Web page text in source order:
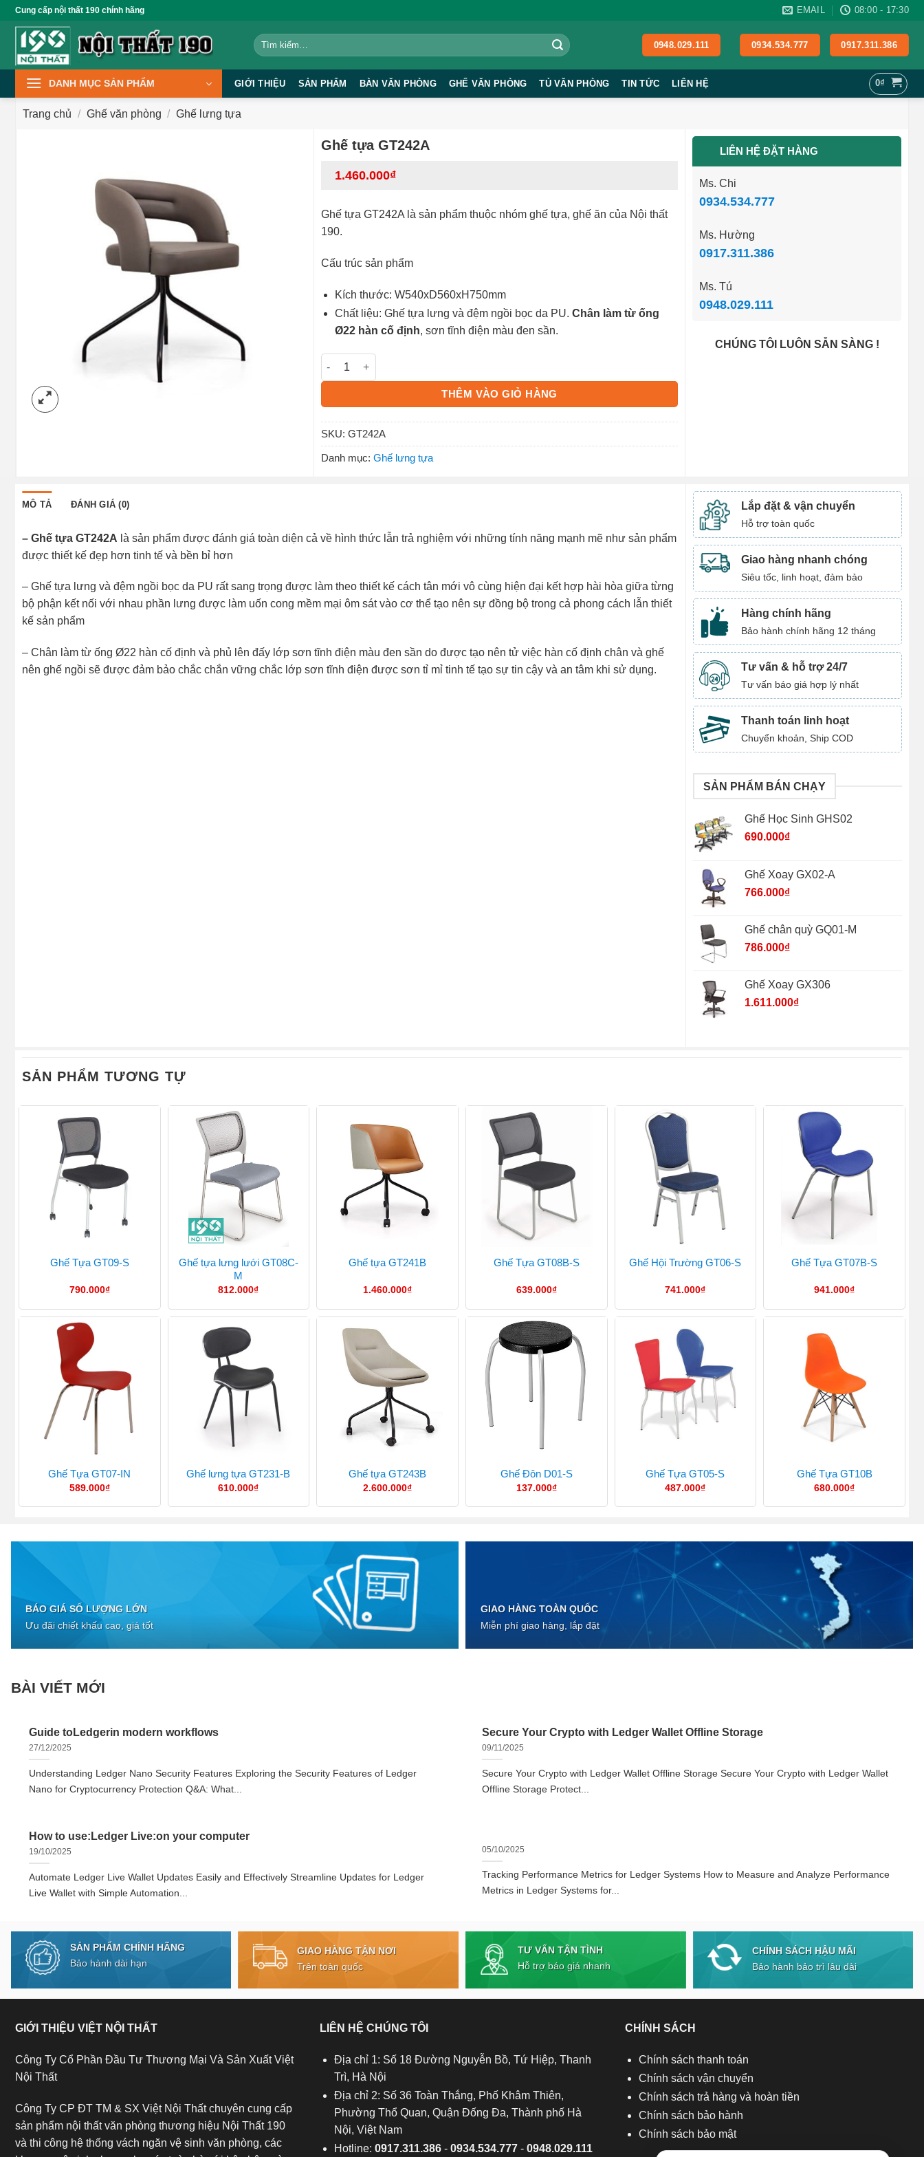
qua
dung
Cung cấp nội thất 190 chính hãng EMAIL 08:00 - 17:30
Tìm
kiếm:
0948.029.111 0934.534.777 0917.311.386
DANH MỤC SẢN PHẨM GIỚI THIỆU SẢN PHẨM BÀN VĂN PHÒNG GHẾ VĂN PHÒNG TỦ VĂN PHÒNG TIN TỨC LIÊN HỆ 0₫
Trang chủ / Ghế văn phòng / Ghế lưng tựa
Ghế tựa GT242A
1.460.000₫
Ghế tựa GT242A là sản phẩm thuộc nhóm ghế tựa, ghế ăn của Nội thất
190.
Cấu trúc sản phẩm
Kích thước: W540xD560xH750mm
Chất liệu: Ghế tựa lưng và đệm ngồi bọc da PU.Chân làm từ ống
Ø22 hàn cố định, sơn tĩnh điện màu đen sần.
Ghế tựa GT242A số lượng
THÊM VÀO GIỎ HÀNG
SKU: GT242A
Danh mục: Ghế lưng tựa
LIÊN HỆ ĐẶT HÀNG
Ms. Chi
0934.534.777
Ms. Hường
0917.311.386
Ms. Tú
0948.029.111
CHÚNG TÔI LUÔN SẴN SÀNG !
MÔ TẢ ĐÁNH GIÁ (0)
– Ghế tựa GT242A là sản phẩm được đánh giá toàn diện cả về hình thức lẫn trả nghiệm với những tính năng mạnh mẽ như sản phẩm
được thiết kế đẹp hơn tinh tế và bền bỉ hơn
– Ghế tựa lưng và đệm ngồi bọc da PU rất sang trọng được làm theo thiết kế cách tân mới vô cùng hiện đại kết hợp hài hòa giữa từng
bộ phận kết nối với nhau phần lưng được làm uốn cong mềm mại ôm sát vào cơ thể tạo nên sự đồng bộ trong cả phong cách lẫn thiết
kế sản phẩm
– Chân làm từ ống Ø22 hàn cố định và phủ lên đấy lớp sơn tĩnh điện màu đen sần do được tạo nên tử việc hàn cố định chân và ghế
nên ghế ngồi sẽ được đảm bảo chắc chắn vững chắc lớp sơn tĩnh điện được sơn tỉ mỉ tinh tế tạo sự tin cậy và an tâm khi sử dụng.
Lắp đặt & vận chuyển
Hỗ trợ toàn quốc
Giao hàng nhanh chóng
Siêu tốc, linh hoạt, đảm bảo
Hàng chính hãng
Bảo hành chính hãng 12 tháng
Tư vấn & hỗ trợ 24/7
Tư vấn báo giá hợp lý nhất
Thanh toán linh hoạt
Chuyển khoản, Ship COD
SẢN PHẨM BÁN CHẠY
Ghế Học Sinh GHS02
690.000₫
Ghế Xoay GX02-A
766.000₫
Ghế chân quỳ GQ01-M
786.000₫
Ghế Xoay GX306
1.611.000₫
SẢN PHẨM TƯƠNG TỰ
Ghế Tựa GT09-S
790.000₫
Ghế tựa lưng lưới GT08C-
M
812.000₫
Ghế tựa GT241B
1.460.000₫
Ghế Tựa GT08B-S
639.000₫
Ghế Hội Trường GT06-S
741.000₫
Ghế Tựa GT07B-S
941.000₫
Ghế Tựa GT07-IN
589.000₫
Ghế lưng tựa GT231-B
610.000₫
Ghế tựa GT243B
2.600.000₫
Ghế Đôn D01-S
137.000₫
Ghế Tựa GT05-S
487.000₫
Ghế Tựa GT10B
680.000₫
BÁO GIÁ SỐ LƯỢNG LỚN
Ưu đãi chiết khấu cao, giá tốt
GIAO HÀNG TOÀN QUỐC
Miễn phí giao hàng, lắp đặt
BÀI VIẾT MỚI
Guide toLedgerin modern workflows
27/12/2025
Understanding Ledger Nano Security Features Exploring the Security Features of Ledger
Nano for Cryptocurrency Protection Q&A: What...
Secure Your Crypto with Ledger Wallet Offline Storage
09/11/2025
Secure Your Crypto with Ledger Wallet Offline Storage Secure Your Crypto with Ledger Wallet
Offline Storage Protect...
How to use:Ledger Live:on your computer
19/10/2025
Automate Ledger Live Wallet Updates Easily and Effectively Streamline Updates for Ledger
Live Wallet with Simple Automation...
05/10/2025
Tracking Performance Metrics for Ledger Systems How to Measure and Analyze Performance
Metrics in Ledger Systems for...
SẢN PHẨM CHÍNH HÃNG
Bảo hành dài hạn
GIAO HÀNG TẬN NƠI
Trên toàn quốc
TƯ VẤN TẬN TÌNH
Hỗ trợ báo giá nhanh
CHÍNH SÁCH HẬU MÃI
Bảo hành bảo trì lâu dài
GIỚI THIỆU VIỆT NỘI THẤT
Công Ty Cổ Phần Đầu Tư Thương Mại Và Sản Xuất Việt
Nội Thất
Công Ty CP ĐT TM & SX Việt Nội Thất chuyên cung cấp
sản phẩm nội thất văn phòng thương hiệu Nội Thất 190
và thi công hệ thống vách ngăn vệ sinh văn phòng, các
LIÊN HỆ CHÚNG TÔI
Địa chỉ 1: Số 18 Đường Nguyễn Bồ, Tứ Hiệp, Thanh
Trì, Hà Nội
Địa chỉ 2: Số 36 Toàn Thắng, Phố Khâm Thiên,
Phường Thổ Quan, Quận Đống Đa, Thành phố Hà
Nội, Việt Nam
Hotline:0917.311.386 -0934.534.777 -0948.029.111
CHÍNH SÁCH
Chính sách thanh toán
Chính sách vận chuyển
Chính sách trả hàng và hoàn tiền
Chính sách bảo hành
Chính sách bảo mật